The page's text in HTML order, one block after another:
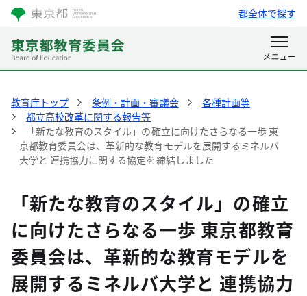
都全体で探す
教育庁トップ 条例・計画・審議会
各種計画等
都立高校改革に関する報告等
「新たな教育のスタイル」の確立に向けたさらなる一歩 東
京都教育委員会は、革新的な教育モデルを展開するミネルバ
大学と 連携協力に関する協定を締結しました
「新たな教育のスタイル」の確立
に向けたさらなる一歩 東京都教育
委員会は、革新的な教育モデルを
展開するミネルバ大学と 連携協力